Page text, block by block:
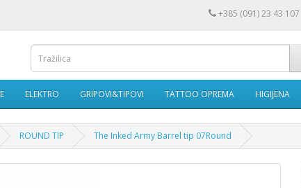
+385 (091) 23 43 107
ELEKTRO GRIPOVI&TIPOVI TATTOO OPREMA HIGIJENA
ROUND TIP The Inked Army Barrel tip 07Round